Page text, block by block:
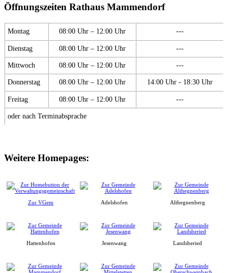
Öffnungszeiten Rathaus Mammendorf
Montag 08:00 Uhr – 12:00 Uhr ---
Dienstag 08:00 Uhr – 12:00 Uhr ---
Mittwoch 08:00 Uhr – 12:00 Uhr ---
Donnerstag 08:00 Uhr – 12:00 Uhr 14:00 Uhr - 18:30 Uhr
Freitag 08:00 Uhr – 12:00 Uhr ---
oder nach Terminabsprache
Weitere Homepages:
Zur VGem Adelshofen Althegnenberg
Hattenhofen Jesenwang Landsberied